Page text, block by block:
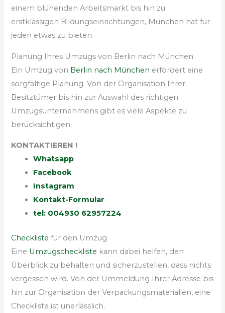
einem blühenden Arbeitsmarkt bis hin zu
erstklassigen Bildungseinrichtungen, München hat für
jeden etwas zu bieten.
Planung Ihres Umzugs von Berlin nach München
Ein Umzug von Berlin nach München erfordert eine
sorgfältige Planung. Von der Organisation Ihrer
Besitztümer bis hin zur Auswahl des richtigen
Umzugsunternehmens gibt es viele Aspekte zu
berücksichtigen.
KONTAKTIEREN !
Whatsapp
Facebook
Instagram
Kontakt-Formular
tel: 004930 62957224
Checklistefür den Umzug
Eine Umzugscheckliste kann dabei helfen, den
Überblick zu behalten und sicherzustellen, dass nichts
vergessen wird. Von der Ummeldung Ihrer Adresse bis
hin zur Organisation der Verpackungsmaterialien, eine
Checkliste ist unerlässlich.